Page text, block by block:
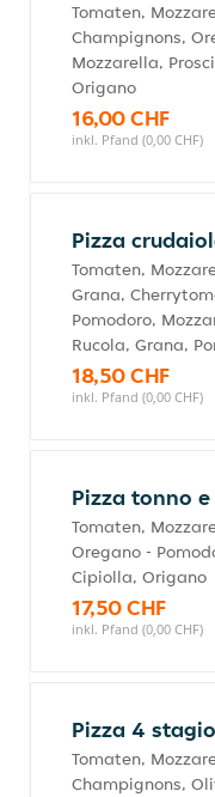
Tomaten,
Champignons,
Mozzarella,
Origano
16,00 CHF
inkl. Pfand (0,00 CHF)
Pizza
Tomaten,
Grana,
Pomodoro,
Rucola, Grana,
18,50 CHF
inkl. Pfand (0,00 CHF)
Pizza tonno
Tomaten,
Oregano -
Cipiolla, Origano
17,50 CHF
inkl. Pfand (0,00 CHF)
Pizza 4
Tomaten,
Champignons,